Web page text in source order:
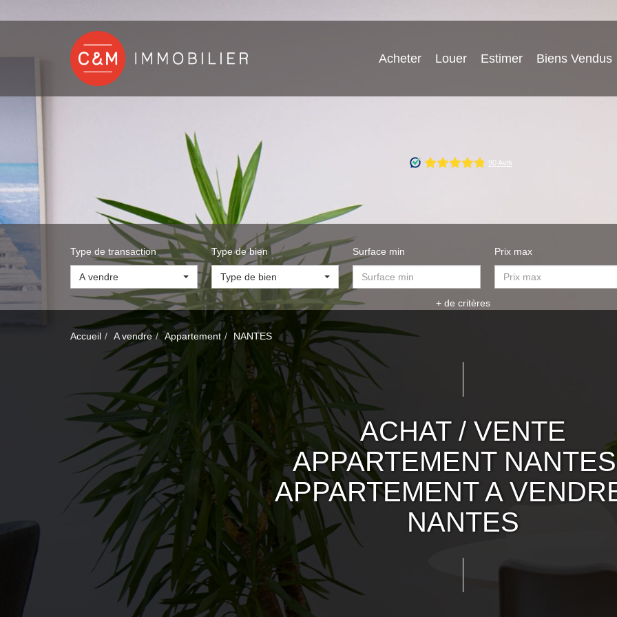
Acheter Louer Estimer Biens Vendus
Type de transaction
A vendre
Type de bien
Type de bien
Surface min Prix max
+ de critères
Accueil A vendre Appartement NANTES
ACHAT / VENTE
APPARTEMENT
APPARTEMENT A
NANTES